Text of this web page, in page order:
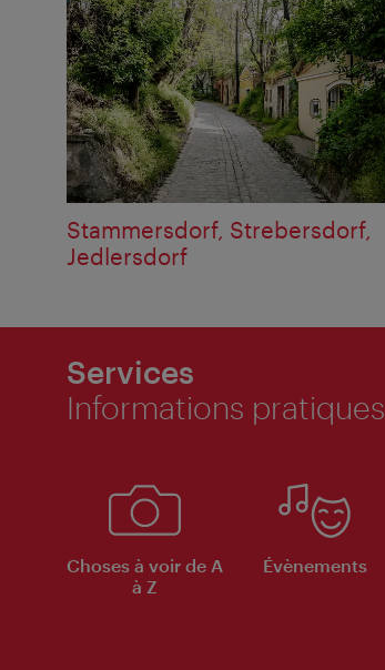
Stammersdorf, Strebersdorf,
Jedlersdorf
Services
Informations pratiques
Choses à voir de A
à Z
Évènements